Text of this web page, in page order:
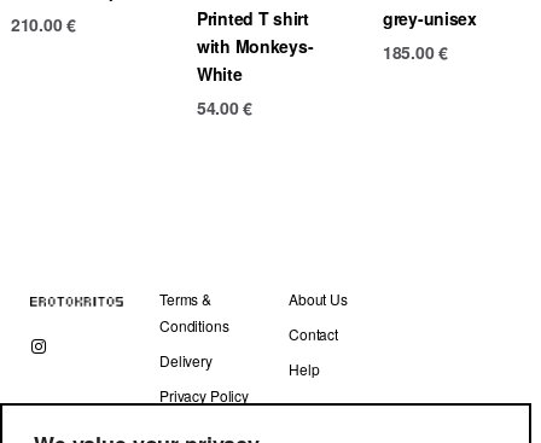
210.00€
Printed T shirt
with Monkeys-
White
54.00€
grey-unisex
185.00€
Terms &
Conditions
Delivery
Privacy Policy
About Us
Contact
Help